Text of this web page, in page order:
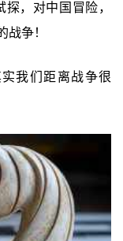
，对中国冒险，
战争！
我们距离战争很